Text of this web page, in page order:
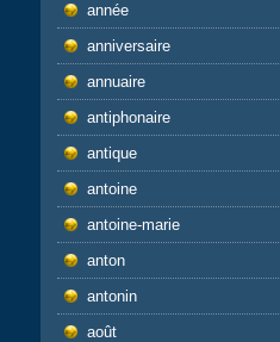
année
anniversaire
annuaire
antiphonaire
antique
antoine
antoine-marie
anton
antonin
août